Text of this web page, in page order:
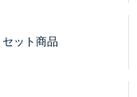
セット商品